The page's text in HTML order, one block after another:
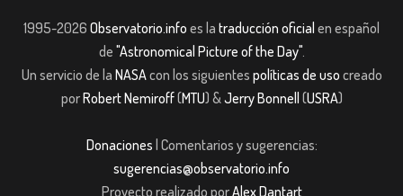
1995-2026 Observatorio.info es la traducción oficial en español
de "Astronomical Picture of the Day".
Un servicio de la NASAcon los siguientes políticas de uso creado
porRobert Nemiroff(MTU) &Jerry Bonnell (USRA)
Donaciones | Comentarios y sugerencias:
sugerencias@observatorio.info
Proyecto realizado porAlex Dantart